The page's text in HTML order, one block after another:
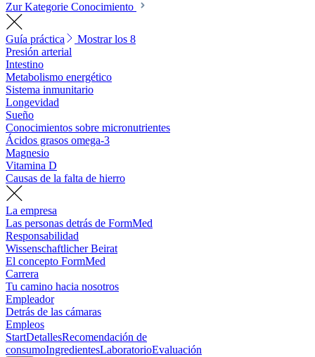
Zur Kategorie Conocimiento
Guía práctica
Mostrar los 8
Presión arterial
Intestino
Metabolismo energético
Sistema inmunitario
Longevidad
Sueño
Conocimientos sobre micronutrientes
Ácidos grasos omega-3
Magnesio
Vitamina D
Causas de la falta de hierro
La empresa
Las personas detrás de FormMed
Responsabilidad
Wissenschaftlicher Beirat
El concepto FormMed
Carrera
Tu camino hacia nosotros
Empleador
Detrás de las cámaras
Empleos
StartDetallesRecomendación de
consumoIngredientesLaboratorioEvaluación